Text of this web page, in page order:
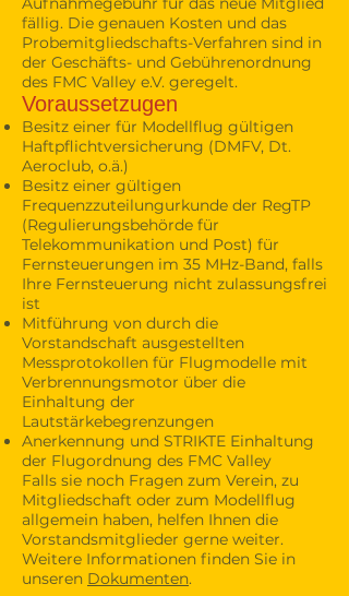
fällig. Die genauen Kosten und das
Probemitgliedschafts-Verfahren sind in
der Geschäfts- und Gebührenordnung
des FMC Valley e.V. geregelt.
Voraussetzugen
Besitz einer für Modellflug gültigen
Haftpflichtversicherung (DMFV, Dt.
Aeroclub, o.ä.)
Besitz einer gültigen
Frequenzzuteilungurkunde der RegTP
(Regulierungsbehörde für
Telekommunikation und Post) für
Fernsteuerungen im 35 MHz-Band, falls
Ihre Fernsteuerung nicht zulassungsfrei
ist
Mitführung von durch die
Vorstandschaft ausgestellten
Messprotokollen für Flugmodelle mit
Verbrennungsmotor über die
Einhaltung der
Lautstärkebegrenzungen
Anerkennung und STRIKTE Einhaltung
der Flugordnung des FMC Valley
Falls sie noch Fragen zum Verein, zu
Mitgliedschaft oder zum Modellflug
allgemein haben, helfen Ihnen die
Vorstandsmitglieder gerne weiter.
Weitere Informationen finden Sie in
unseren Dokumenten.